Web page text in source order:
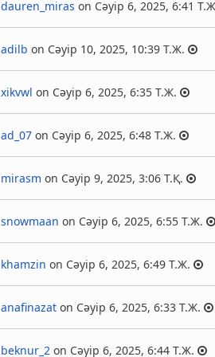
dauren_miras on Сәуір 6, 2025, 6:41
adilb on Сәуір 10, 2025, 10:39 Т.Ж.
xikvwl on Сәуір 6, 2025, 6:35 Т.Ж.
ad_07 on Сәуір 6, 2025, 6:48 Т.Ж.
mirasm on Сәуір 9, 2025, 3:06 Т.Қ.
snowmaan on Сәуір 6, 2025, 6:55 Т.Ж.
khamzin on Сәуір 6, 2025, 6:49 Т.Ж.
anafinazat on Сәуір 6, 2025, 6:33 Т.Ж.
beknur_2 on Сәуір 6, 2025, 6:44 Т.Ж.